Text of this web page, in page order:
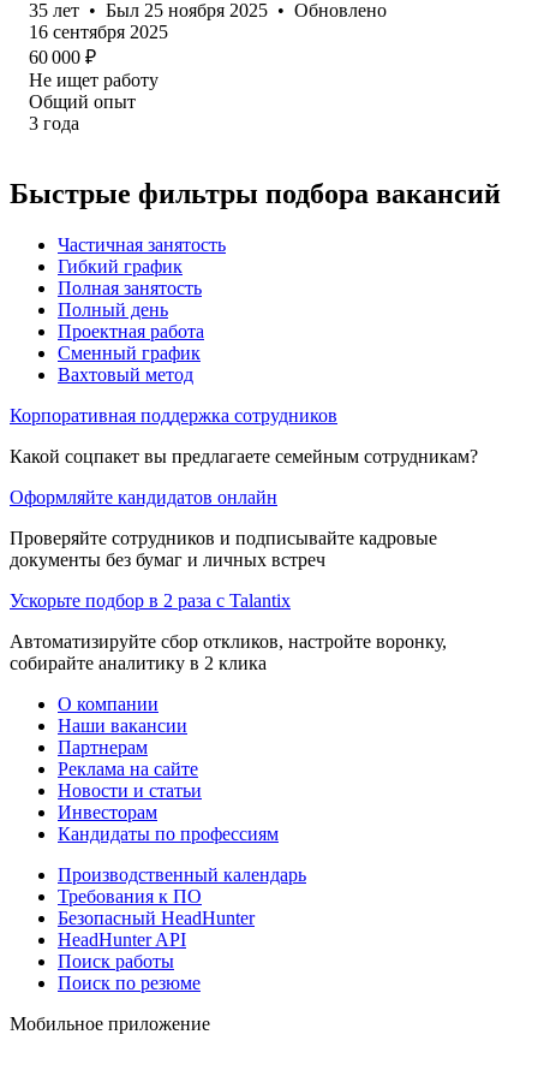
35 лет • Был 25 ноября 2025 • Обновлено
16 сентября 2025
60 000 ₽
Не ищет работу
Общий опыт
3 года
Быстрые фильтры подбора вакансий
Частичная занятость
Гибкий график
Полная занятость
Полный день
Проектная работа
Сменный график
Вахтовый метод
Корпоративная поддержка сотрудников
Какой соцпакет вы предлагаете семейным сотрудникам?
Оформляйте кандидатов онлайн
Проверяйте сотрудников и подписывайте кадровые
документы без бумаг и личных встреч
Ускорьте подбор в 2 раза с Talantix
Автоматизируйте сбор откликов, настройте воронку,
собирайте аналитику в 2 клика
О компании
Наши вакансии
Партнерам
Реклама на сайте
Новости и статьи
Инвесторам
Кандидаты по профессиям
Производственный календарь
Требования к ПО
Безопасный HeadHunter
HeadHunter API
Поиск работы
Поиск по резюме
Мобильное приложение